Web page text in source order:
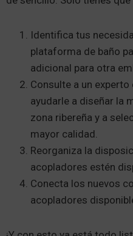
Identifica tus
plataforma de baño
adicional para otra
Consulte a un
ayudarle a diseñar la
zona ribereña y a
mayor calidad.
Reorganiza la
acopladores estén
Conecta los nuevos
acopladores